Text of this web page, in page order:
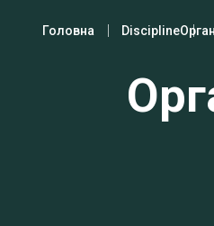
Головна Discipline